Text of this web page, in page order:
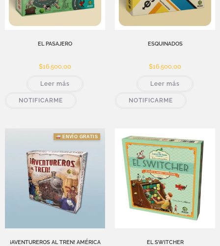
EL PASAJERO
$16.500,00
Leer más
NOTIFICARME
ESQUINADOS
$16.500,00
Leer más
NOTIFICARME
ENVÍO GRATIS
¡AVENTUREROS AL TREN! AMÉRICA EL SWITCHER